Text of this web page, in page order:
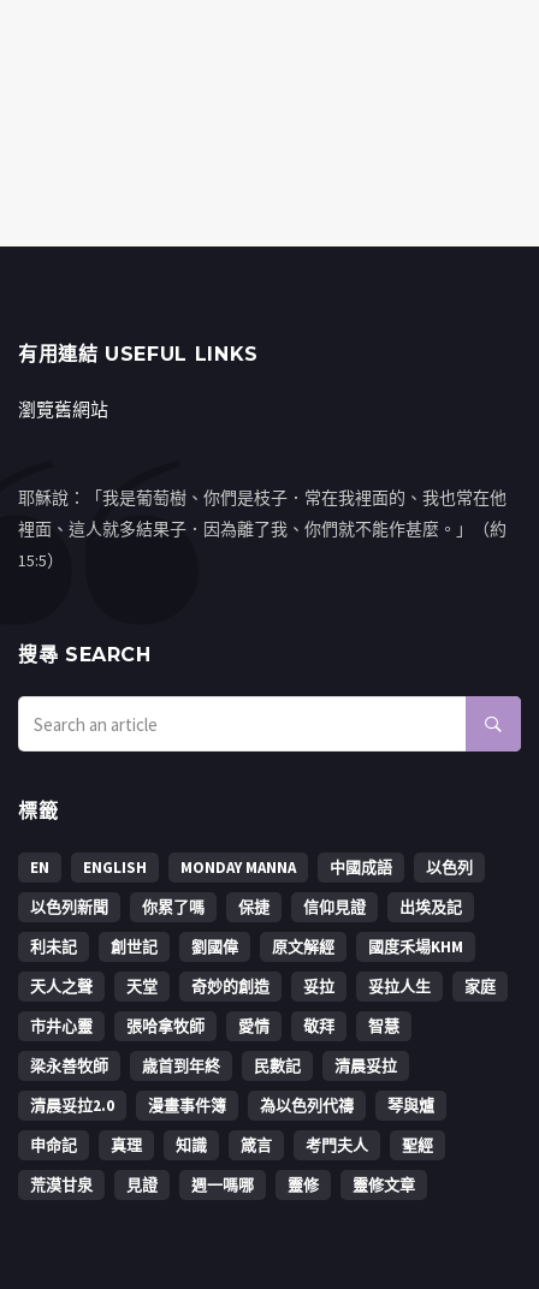
有用連結 USEFUL LINKS
瀏覽舊網站
耶穌說：「我是葡萄樹、你們是枝子．常在我裡面的、我也常在他
裡面、這人就多結果子．因為離了我、你們就不能作甚麼。」（約
15:5）
搜㝷 SEARCH
標籤
EN ENGLISH MONDAY MANNA 中國成語
以色列
以色列新聞
你累了嗎 保捷 信仰見證
出埃及記
利未記
創世記 劉國偉 原文解經
國度禾場KHM
天人之聲
天堂 奇妙的創造 妥拉 妥拉人生
家庭
市井心靈
張哈拿牧師 愛情 敬拜
智慧
梁永善牧師
歳首到年終 民數記
清晨妥拉
清晨妥拉2.0
漫畫事件簿 為以色列代禱
琴與爐
申命記
真理 知識 箴言 考門夫人
聖經
荒漠甘泉
見證 週一嗎哪 靈修 靈修文章